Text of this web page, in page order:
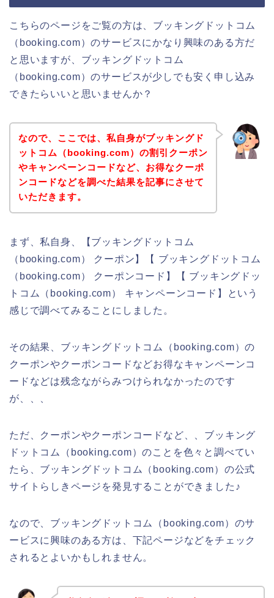
こちらのページをご覧の方は、ブッキングドットコム
（booking.com）のサービスにかなり興味のある方だ
と思いますが、ブッキングドットコム
（booking.com）のサービスが少しでも安く申し込み
できたらいいと思いませんか？
なので、ここでは、私自身がブッキングド
ットコム（booking.com）の割引クーポン
やキャンペーンコードなど、お得なクーポ
ンコードなどを調べた結果を記事にさせて
いただきます。
まず、私自身、【ブッキングドットコム
（booking.com） クーポン】【 ブッキングドットコム
（booking.com） クーポンコード】【 ブッキングドッ
トコム（booking.com） キャンペーンコード】という
感じで調べてみることにしました。
その結果、ブッキングドットコム（booking.com）の
クーポンやクーポンコードなどお得なキャンペーンコ
ードなどは残念ながらみつけられなかったのです
が、、、
ただ、クーポンやクーポンコードなど、、ブッキング
ドットコム（booking.com）のことを色々と調べてい
たら、ブッキングドットコム（booking.com）の公式
サイトらしきページを発見することができました♪
なので、ブッキングドットコム（booking.com）のサ
ービスに興味のある方は、下記ページなどをチェック
されるとよいかもしれません。